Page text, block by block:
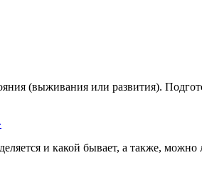
(выживания или развития).
и какой бывает, а также,